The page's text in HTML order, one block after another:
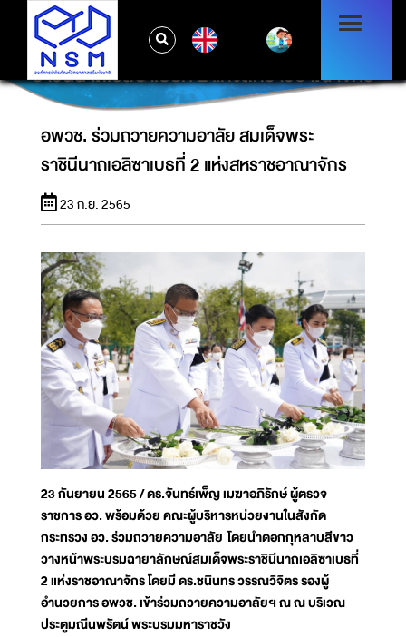
อพวช. ร่วมถวายความอาลัย สมเด็จพระ
ราชินีนาถเอลิซาเบธที่ 2 แห่งสหราชอาณาจักร
อพวช. ร่วมถวายความอาลัย สมเด็จพระ
ราชินีนาถเอลิซาเบธที่ 2 แห่งสหราชอาณาจักร
23 ก.ย. 2565
23 กันยายน 2565 / ดร.จันทร์เพ็ญ เมฆาอภิรักษ์ ผู้ตรวจ
ราชการ อว. พร้อมด้วย คณะผู้บริหารหน่วยงานในสังกัด
กระทรวง อว. ร่วมถวายความอาลัย โดยนำดอกกุหลาบสีขาว
วางหน้าพระบรมฉายาลักษณ์สมเด็จพระราชินีนาถเอลิซาเบธที่
2 แห่งราชอาณาจักร โดยมี ดร.ชนินทร วรรณวิจิตร รองผู้
อำนวยการ อพวช. เข้าร่วมถวายความอาลัยฯ ณ ณ บริเวณ
ประตูมณีนพรัตน์ พระบรมมหาราชวัง